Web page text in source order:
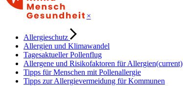
×
Allergieschutz
Allergien und Klimawandel
Tagesaktueller Pollenflug
Allergene und Risikofaktoren für Allergien(current)
Tipps für Menschen mit Pollenallergie
Tipps zur Allergievermeidung für Kommunen